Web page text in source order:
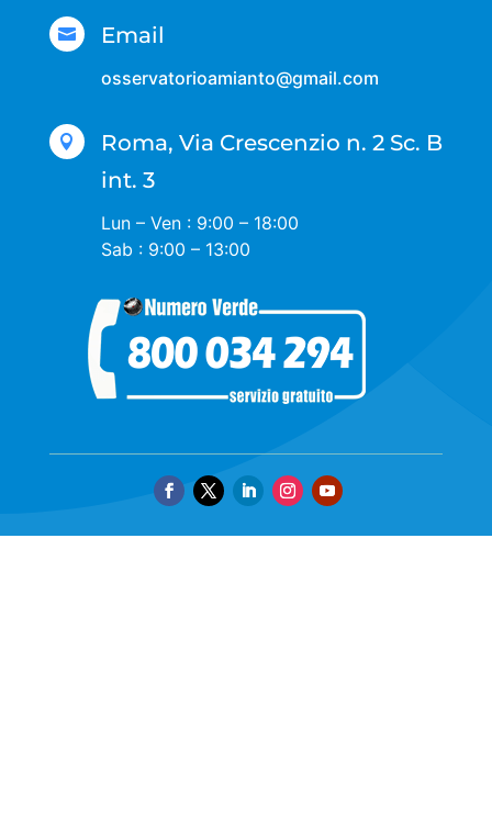
 Email
osservatorioamianto@gmail.com

Roma, Via Crescenzio n. 2 Sc. B
int. 3
Lun – Ven : 9:00 – 18:00
Sab : 9:00 – 13:00